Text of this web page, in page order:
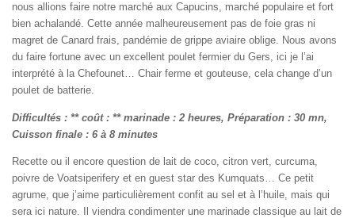
nous allions faire notre marché aux Capucins, marché populaire et fort
bien achalandé. Cette année malheureusement pas de foie gras ni
magret de Canard frais, pandémie de grippe aviaire oblige. Nous avons
du faire fortune avec un excellent poulet fermier du Gers, ici je l’ai
interprété à la Chefounet… Chair ferme et gouteuse, cela change d’un
poulet de batterie.
Difficultés : ** coût : ** marinade : 2 heures, Préparation : 30 mn,
Cuisson finale : 6 à 8 minutes
Recette ou il encore question de lait de coco, citron vert, curcuma,
poivre de Voatsiperifery et en guest star des Kumquats… Ce petit
agrume, que j’aime particulièrement confit au sel et à l’huile, mais qui
sera ici nature. Il viendra condimenter une marinade classique au lait de